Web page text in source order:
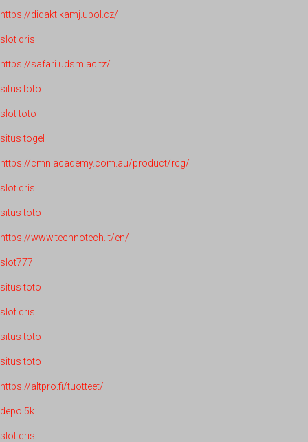
https://didaktikamj.upol.cz/
slot qris
https://safari.udsm.ac.tz/
situs toto
slot toto
situs togel
https://cmnlacademy.com.au/product/rcg/
slot qris
situs toto
https://www.technotech.it/en/
slot777
situs toto
slot qris
situs toto
situs toto
https://altpro.fi/tuotteet/
depo 5k
slot qris